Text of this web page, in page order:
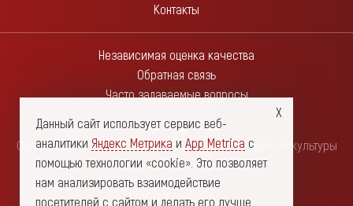
Контакты
Независимая оценка качества
Обратная связь
Часто задаваемые вопросы
Областное государственное автономное учреждение культуры
"Ленинский мемориал"
432017, г. Ульяновск
Данный сайт использует сервис веб-
аналитики Яндекс Метрика и App Metrica с
помощью технологии «cookie». Это позволяет
нам анализировать взаимодействие
посетителей с сайтом и делать его лучше.